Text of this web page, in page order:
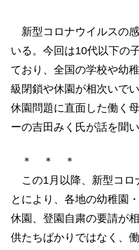
新型コロナウイルスの感
いる。今回は10代以下の
ており、全国の学校や幼
級閉鎖や休園が相次いで
休園問題に直面した働く
ーの吉田みく氏が話を聞い
＊ ＊ ＊
この1月以降、新型コロ
とにより、各地の幼稚園
休園、登園自粛の要請が
供たちばかりではなく、